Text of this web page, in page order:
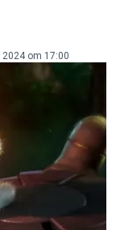
om 17:00